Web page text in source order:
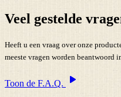
Veel gestelde
Heeft u een vraag over onze
meeste vragen worden beantwoord
Toon de F.A.Q.